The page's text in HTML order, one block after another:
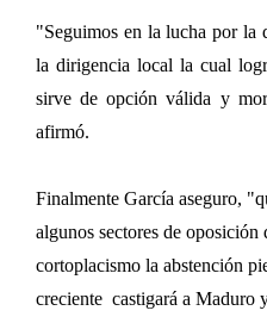
"Seguimos en la lucha por la
la dirigencia local la cual
sirve de opción válida y
afirmó.
Finalmente García aseguro,
algunos sectores de oposición
cortoplacismo la abstención
creciente castigará a Maduro